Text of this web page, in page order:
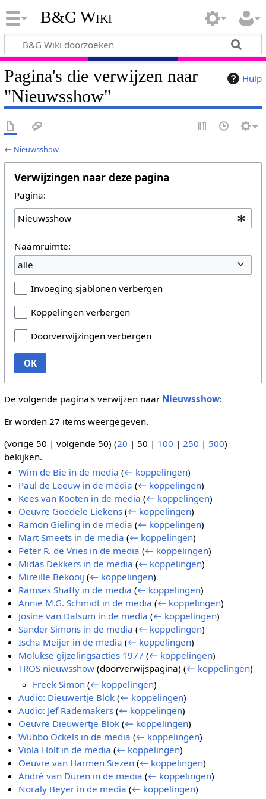
B&G Wiki
Hulp
Pagina's die verwijzen naar
"Nieuwsshow"
← Nieuwsshow
Verwijzingen naar deze pagina
Pagina:
Naamruimte:
alle
Invoeging sjablonen verbergen
Koppelingen verbergen
Doorverwijzingen verbergen
OK
De volgende pagina's verwijzen naar Nieuwsshow:
Er worden 27 items weergegeven.
(vorige 50 | volgende 50) (20 | 50 | 100 | 250 | 500)
bekijken.
Wim de Bie in de media (← koppelingen)
Paul de Leeuw in de media (← koppelingen)
Kees van Kooten in de media (← koppelingen)
Oeuvre Goedele Liekens (← koppelingen)
Ramon Gieling in de media (← koppelingen)
Mart Smeets in de media (← koppelingen)
Peter R. de Vries in de media (← koppelingen)
Midas Dekkers in de media (← koppelingen)
Mireille Bekooij (← koppelingen)
Ramses Shaffy in de media (← koppelingen)
Annie M.G. Schmidt in de media (← koppelingen)
Josine van Dalsum in de media (← koppelingen)
Sander Simons in de media (← koppelingen)
Ischa Meijer in de media (← koppelingen)
Molukse gijzelingsacties 1977 (← koppelingen)
TROS nieuwsshow (doorverwijspagina)(← koppelingen)
Freek Simon (← koppelingen)
Audio: Dieuwertje Blok (← koppelingen)
Audio: Jef Rademakers (← koppelingen)
Oeuvre Dieuwertje Blok (← koppelingen)
Wubbo Ockels in de media (← koppelingen)
Viola Holt in de media (← koppelingen)
Oeuvre van Harmen Siezen (← koppelingen)
André van Duren in de media (← koppelingen)
Noraly Beyer in de media (← koppelingen)